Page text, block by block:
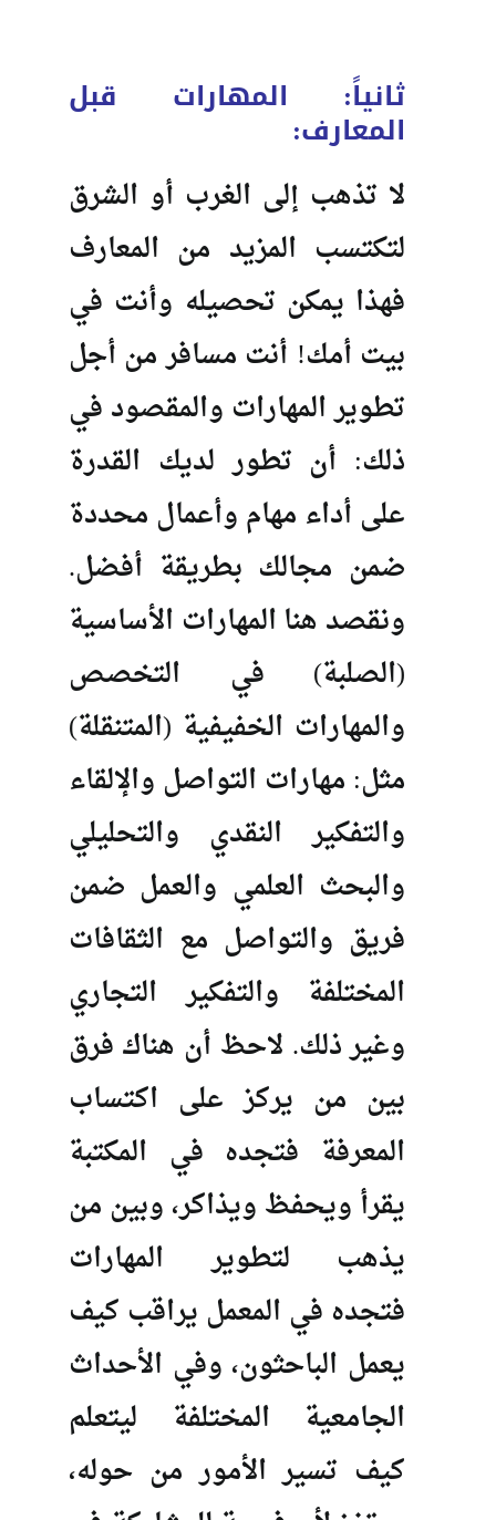
ثانياً: المهارات قبل
المعارف:
لا تذهب إلى الغرب أو الشرق
لتكتسب المزيد من المعارف
فهذا يمكن تحصيله وأنت في
بيت أمك! أنت مسافر من أجل
تطوير المهارات والمقصود في
ذلك: أن تطور لديك القدرة
على أداء مهام وأعمال محددة
ضمن مجالك بطريقة أفضل.
ونقصد هنا المهارات الأساسية
(الصلبة) في التخصص
والمهارات الخفيفية (المتنقلة)
مثل: مهارات التواصل والإلقاء
والتفكير النقدي والتحليلي
والبحث العلمي والعمل ضمن
فريق والتواصل مع الثقافات
المختلفة والتفكير التجاري
وغير ذلك. لاحظ أن هناك فرق
بين من يركز على اكتساب
المعرفة فتجده في المكتبة
يقرأ ويحفظ ويذاكر، وبين من
يذهب لتطوير المهارات
فتجده في المعمل يراقب كيف
يعمل الباحثون، وفي الأحداث
الجامعية المختلفة ليتعلم
كيف تسير الأمور من حوله،